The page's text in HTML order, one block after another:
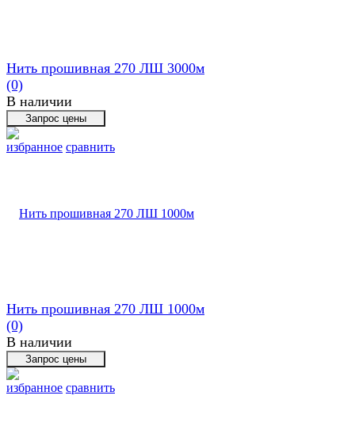
избранное сравнить
Нить прошивная 270 ЛШ 3000м
(0)
В наличии
избранное сравнить
Нить прошивная 270 ЛШ 1000м
(0)
В наличии